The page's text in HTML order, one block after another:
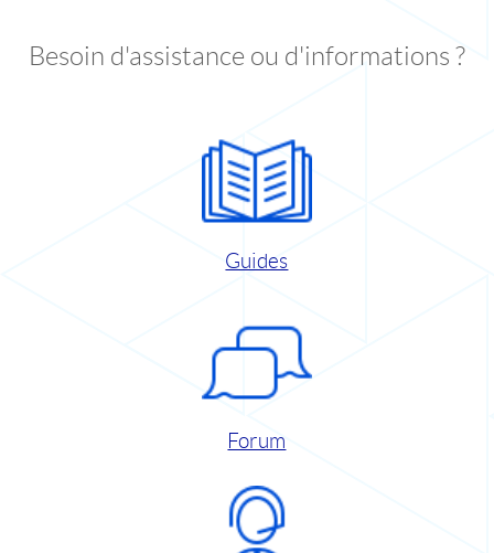
Besoin d'assistance ou d'informations ?
Guides
Forum